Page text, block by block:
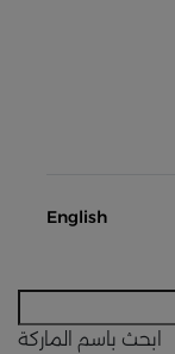
English
ابحث باسم الماركة